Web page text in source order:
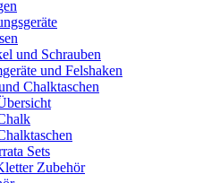
und Schrauben
und Felshaken
Chalktaschen
Sets
Zubehör